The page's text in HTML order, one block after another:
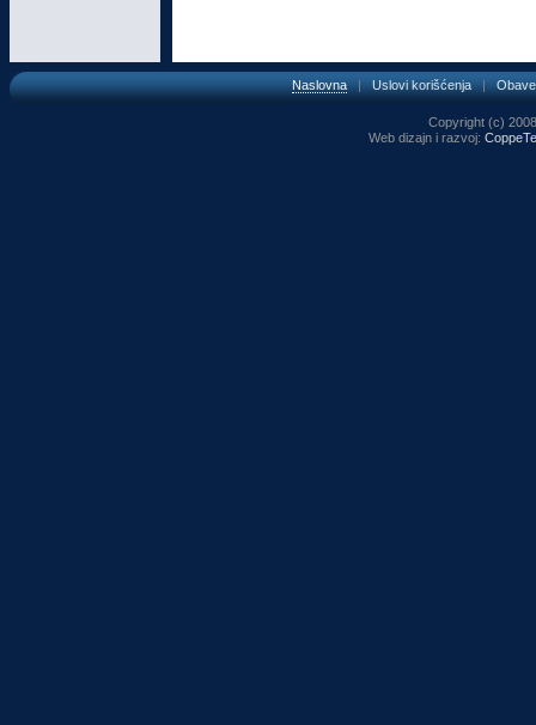
Naslovna|Uslovi korišćenja|
Copyright (c)
Web dizajn i razvoj: